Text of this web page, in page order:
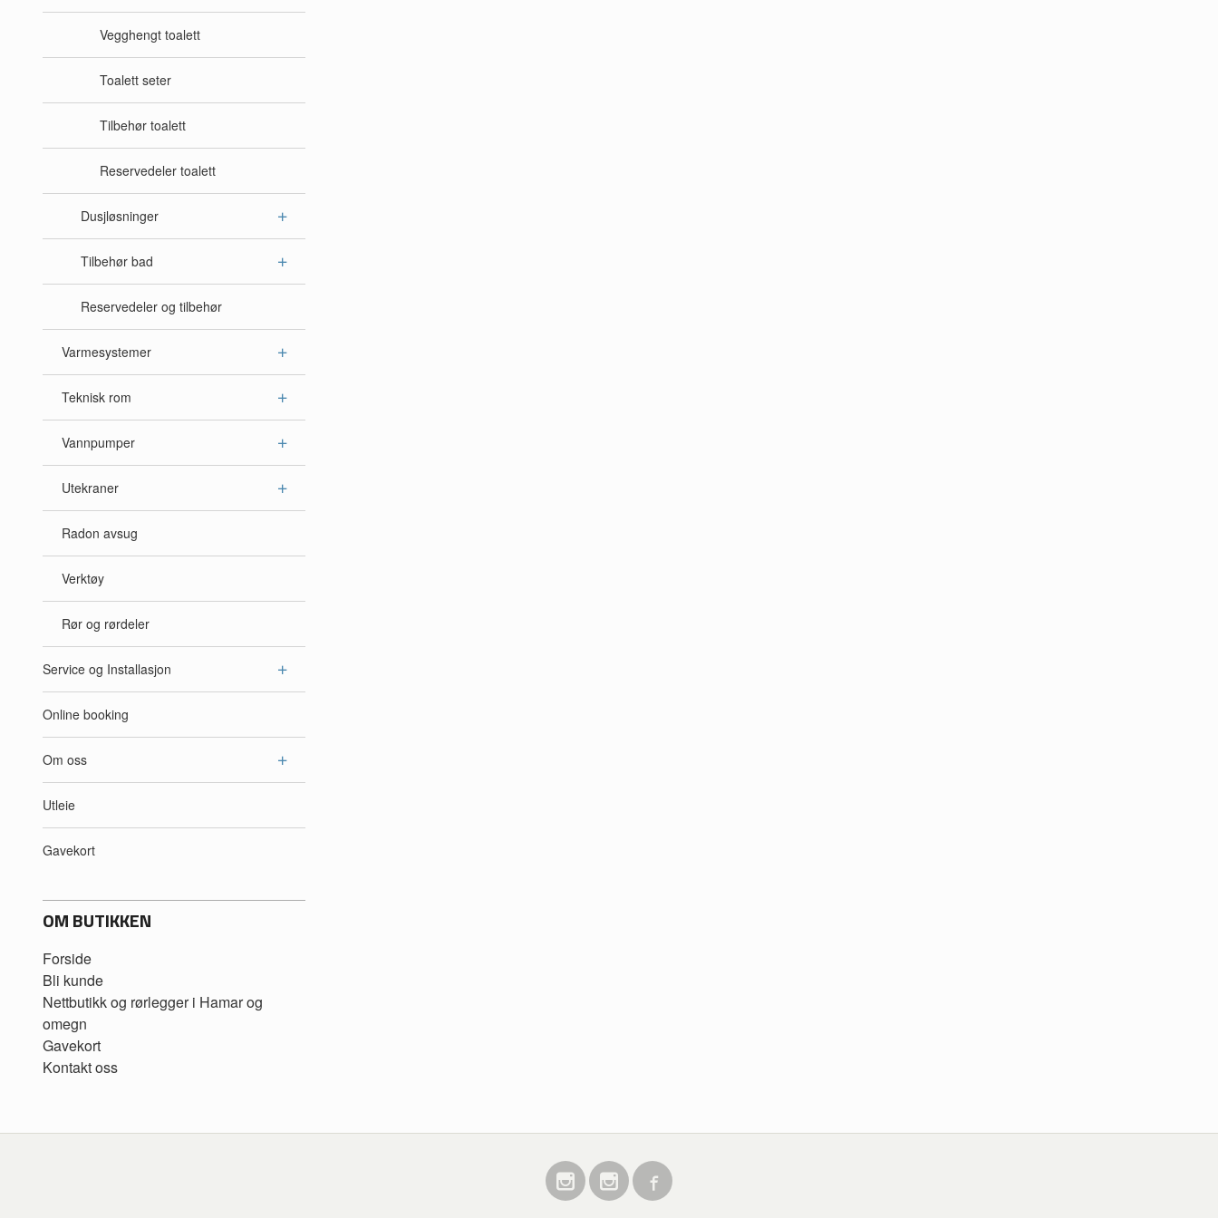
Vegghengt toalett
Toalett seter
Tilbehør toalett
Reservedeler toalett
Dusjløsninger
Tilbehør bad
Reservedeler og tilbehør
Varmesystemer
Teknisk rom
Vannpumper
Utekraner
Radon avsug
Verktøy
Rør og rørdeler
Service og Installasjon
Online booking
Om oss
Utleie
Gavekort
OM BUTIKKEN
Forside
Bli kunde
Nettbutikk og rørlegger i Hamar og
omegn
Gavekort
Kontakt oss